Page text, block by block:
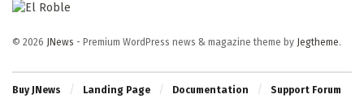
© 2026 JNews - Premium WordPress news & magazine theme by Jegtheme.
Buy JNews Landing Page Documentation Support Forum